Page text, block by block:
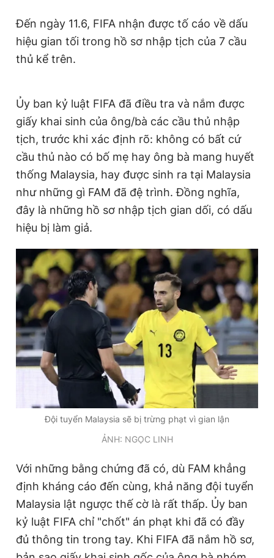
Đến ngày 11.6, FIFA nhận được tố cáo về dấu
hiệu gian tối trong hồ sơ nhập tịch của 7 cầu
thủ kể trên.
Ủy ban kỷ luật FIFA đã điều tra và nắm được
giấy khai sinh của ông/bà các cầu thủ nhập
tịch, trước khi xác định rõ: không có bất cứ
cầu thủ nào có bố mẹ hay ông bà mang huyết
thống Malaysia, hay được sinh ra tại Malaysia
như những gì FAM đã đệ trình. Đồng nghĩa,
đây là những hồ sơ nhập tịch gian dối, có dấu
hiệu bị làm giả.
Đội tuyển Malaysia sẽ bị trừng phạt vì gian lận
ẢNH: NGỌC LINH
Với những bằng chứng đã có, dù FAM khẳng
định kháng cáo đến cùng, khả năng đội tuyển
Malaysia lật ngược thế cờ là rất thấp. Ủy ban
kỷ luật FIFA chỉ "chốt" án phạt khi đã có đầy
đủ thông tin trong tay. Khi FIFA đã nắm hồ sơ,